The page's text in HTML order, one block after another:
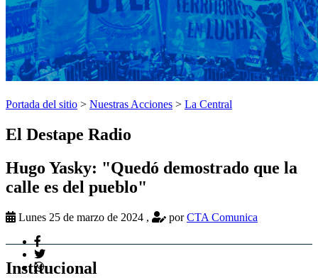
Portada del sitio > Nuestras Acciones > La Central
El Destape Radio
Hugo Yasky: "Quedó demostrado que la
calle es del pueblo"
Lunes 25 de marzo de 2024 , porCTA Comunica
Institucional